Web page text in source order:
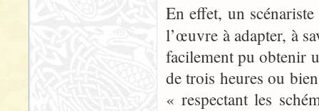
En effet, un
l’œuvre à adapter, à
facilement pu obtenir
de trois heures ou
« respectant les